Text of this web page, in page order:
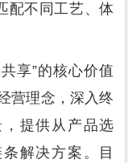
配不同工艺、体
享”的核心价值
营理念，深入终
提供从产品选
解决方案。目